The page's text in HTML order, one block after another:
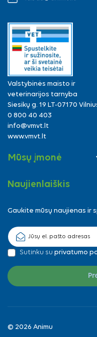
Valstybinės maisto ir
veterinarijos tarnyba
Siesikų g. 19 LT-07170
0 800 40 403
info@vmvt.lt
www.vmvt.lt
Mūsų įmonė
Naujienlaiškis
Gaukite mūsų naujienas ir
Sutinku su privatumo
© 2026 Animu